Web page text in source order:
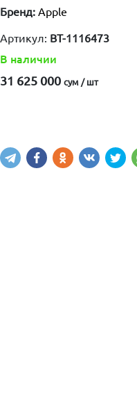
Бренд: Apple
Артикул: BT-1116473
В наличии
31 625 000 сум / шт